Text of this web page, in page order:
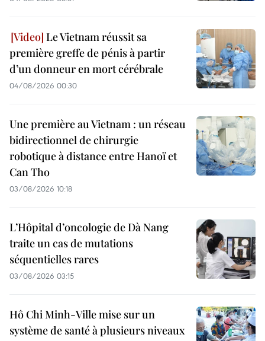
Le Vietnam réussit sa
première greffe de pénis à partir
d’un donneur en mort cérébrale
04/08/2026 00:30
Une première au Vietnam : un réseau
bidirectionnel de chirurgie
robotique à distance entre Hanoï et
Can Tho
03/08/2026 10:18
L’Hôpital d’oncologie de Dà Nang
traite un cas de mutations
séquentielles rares
03/08/2026 03:15
Hô Chi Minh-Ville mise sur un
système de santé à plusieurs niveaux